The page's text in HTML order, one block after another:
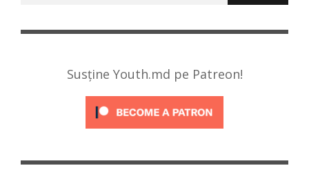
Susține Youth.md pe Patreon!